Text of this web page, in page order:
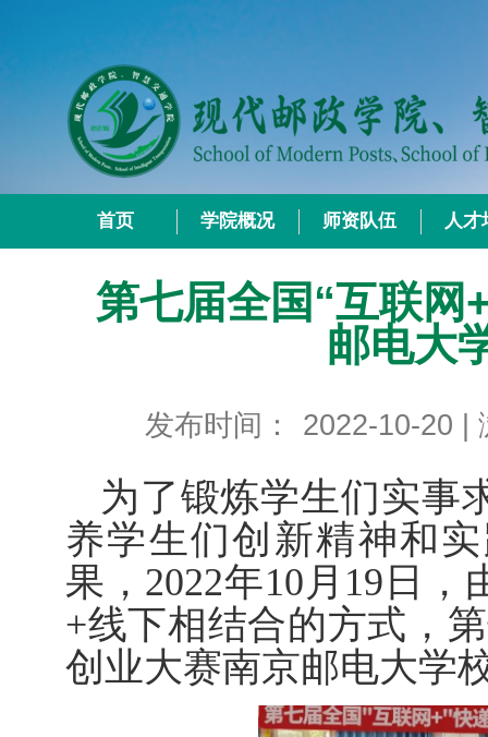
首页 学院概况 师资队伍 人才
第七届全国“互联网
邮电大
发布时间： 2022-10-20
为了锻炼学生们实事
养学生们创新精神和
果， 2022年10 月 19 日，
+线下相结合的方式，
创业大赛南京邮电大学